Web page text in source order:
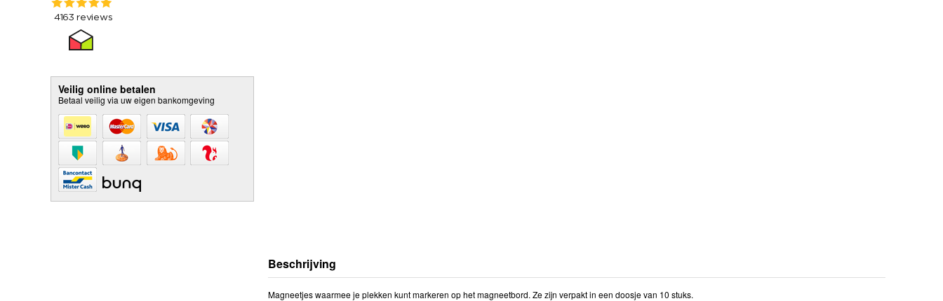
Veilig online betalen
Betaal veilig via uw eigen bankomgeving
Beschrijving
Magneetjes waarmee je plekken kunt markeren op het magneetbord. Ze zijn verpakt in een doosje van 10 stuks.